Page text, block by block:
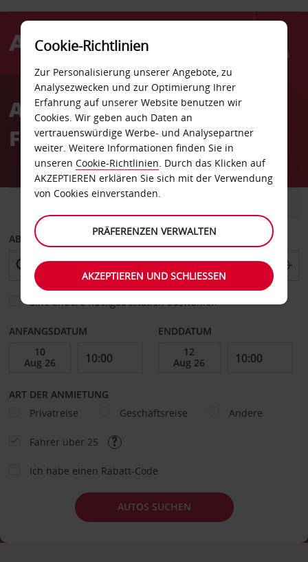
Menü
AvisAutovermietung Fez
Flughafen
ABHOLEN VON
Eine andere Rückgabestation auswählen
ANFANGSDATUM ENDDATUM
ART DER ANMIETUNG
Privatreise
Geschäftsreise Andere
Fahrer über 25
Ich habe einen Rabatt-Code
AUTOS SUCHEN
Cookie-Richtlinien
Zur Personalisierung unserer Angebote, zu
Analysezwecken und zur Optimierung Ihrer
Erfahrung auf unserer Website benutzen wir
Cookies. Wir geben auch Daten an
vertrauenswürdige Werbe- und Analysepartner
weiter. Weitere Informationen finden Sie in
unseren Cookie-Richtlinien. Durch das Klicken auf
AKZEPTIEREN erklären Sie sich mit der Verwendung
von Cookies einverstanden.
PRÄFERENZEN VERWALTEN
AKZEPTIEREN UND SCHLIESSEN